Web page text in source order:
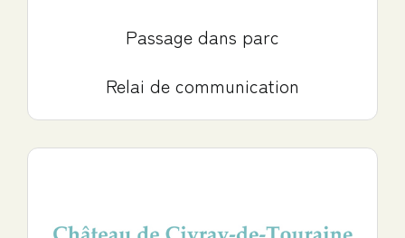
Passage dans parc
Relai de communication